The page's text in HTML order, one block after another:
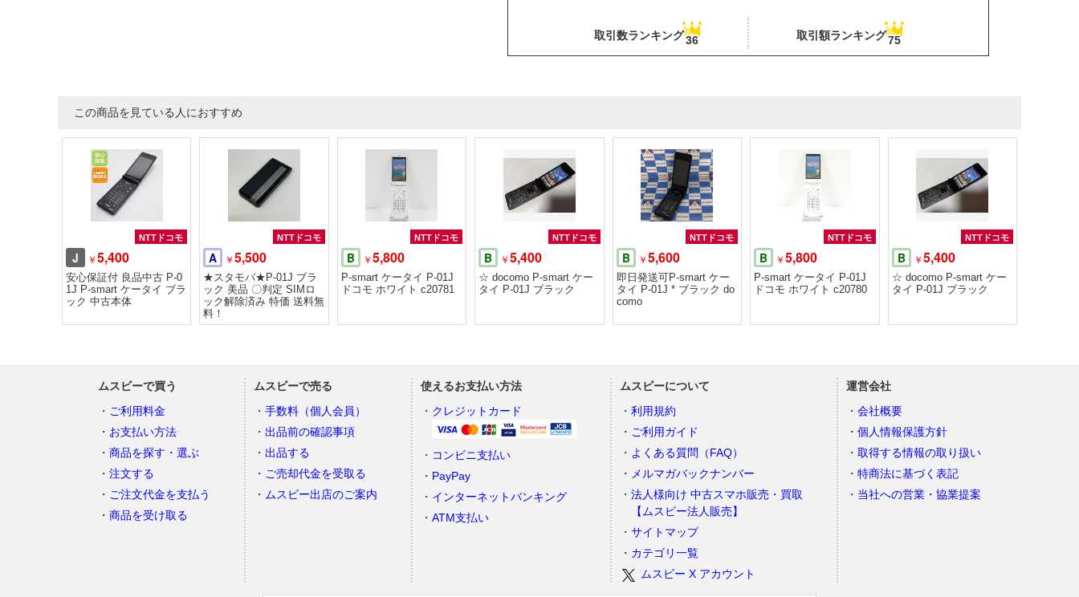
取引数ランキング36 取引額ランキング75
この商品を見ている人におすすめ
NTTドコモ
J ￥5,400
安心保証付 良品中古 P-0
1J P-smart ケータイ ブラ
ック 中古本体
NTTドコモ
A ￥5,500
★スタモバ★P-01J ブラ
ック 美品 〇判定 SIMロ
ック解除済み 特価 送料無
料！
NTTドコモ
B ￥5,800
P-smart ケータイ P-01J
ドコモ ホワイト c20781
NTTドコモ
B ￥5,400
☆ docomo P-smart ケー
タイ P-01J ブラック
NTTドコモ
B ￥5,600
即日発送可P-smart ケー
タイ P-01J * ブラック do
como
NTTドコモ
B ￥5,800
P-smart ケータイ P-01J
ドコモ ホワイト c20780
NTTドコモ
B ￥5,400
☆ docomo P-smart ケー
タイ P-01J ブラック
ムスビーで買う
ご利用料金
お支払い方法
商品を探す・選ぶ
注文する
ご注文代金を支払う
商品を受け取る
ムスビーで売る
手数料（個人会員）
出品前の確認事項
出品する
ご売却代金を受取る
ムスビー出店のご案内
使えるお支払い方法
クレジットカード
コンビニ支払い
PayPay
インターネットバンキング
ATM支払い
ムスビーについて
利用規約
ご利用ガイド
よくある質問（FAQ）
メルマガバックナンバー
法人様向け 中古スマホ販売・買取
【ムスビー法人販売】
サイトマップ
カテゴリ一覧
ムスビー X アカウント
運営会社
会社概要
個人情報保護方針
取得する情報の取り扱い
特商法に基づく表記
当社への営業・協業提案